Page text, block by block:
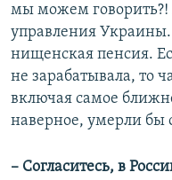
мы можем говорить?!
управления Украины.
нищенская пенсия.
не зарабатывала, то
включая самое
наверное, умерли бы
– Cогласитесь, в